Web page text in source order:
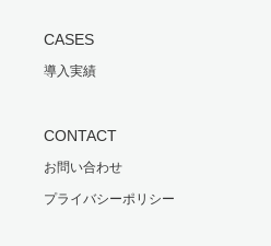
CASES
導入実績
CONTACT
お問い合わせ
プライバシーポリシー